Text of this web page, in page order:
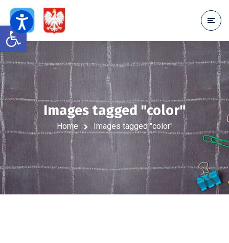
Open toolbar
Images tagged "color"
Home Images tagged "color"